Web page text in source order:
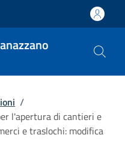
/
l'apertura di cantieri e
e traslochi: modifica